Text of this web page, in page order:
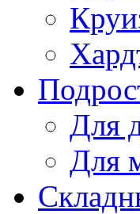
Для
Для